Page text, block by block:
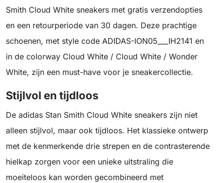
Smith Cloud White sneakers met gratis verzendopties
en een retourperiode van 30 dagen. Deze prachtige
schoenen, met style code ADIDAS-ION05___IH2141 en
in de colorway Cloud White / Cloud White / Wonder
White, zijn een must-have voor je sneakercollectie.
Stijlvol en tijdloos
De adidas Stan Smith Cloud White sneakers zijn niet
alleen stijlvol, maar ook tijdloos. Het klassieke ontwerp
met de kenmerkende drie strepen en de contrasterende
hielkap zorgen voor een unieke uitstraling die
moeiteloos kan worden gecombineerd met